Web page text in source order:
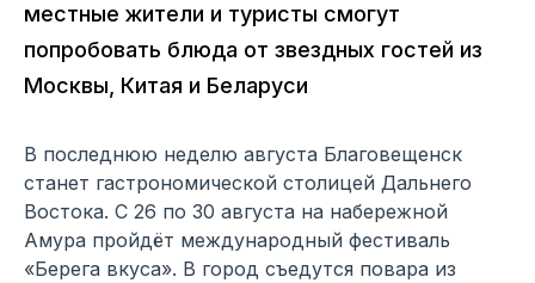
местные жители и туристы смогут
попробовать блюда от звездных гостей из
Москвы, Китая и Беларуси
В последнюю неделю августа Благовещенск
станет гастрономической столицей Дальнего
Востока. С 26 по 30 августа на набережной
Амура пройдёт международный фестиваль
«Берега вкуса». В город съедутся повара из